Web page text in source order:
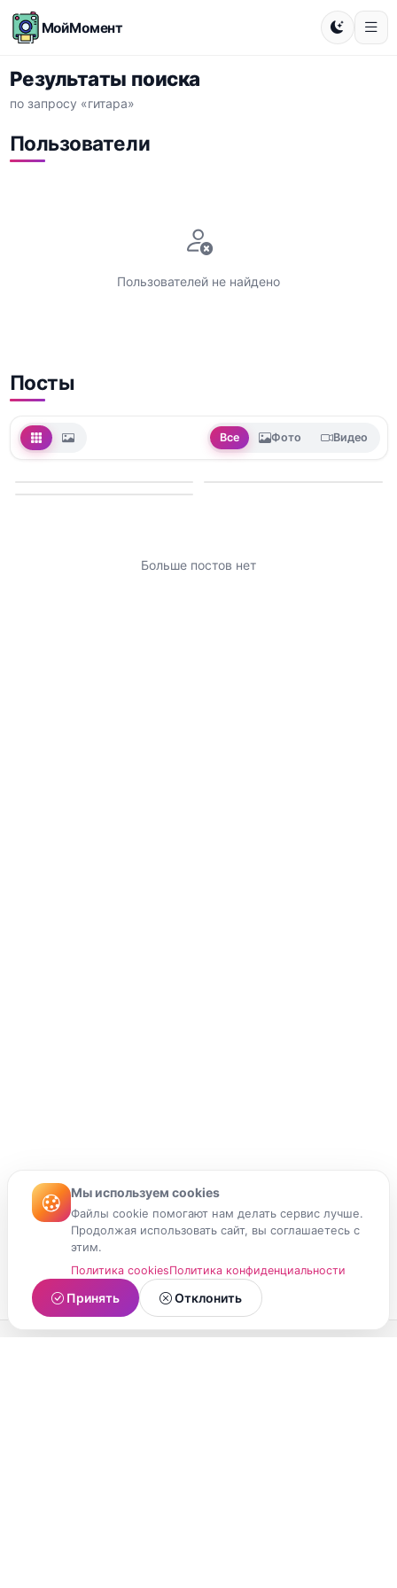
МойМомент
Результаты поиска
по запросу «гитара»
Пользователи
Пользователей не найдено
Посты
Все Фото Видео
Больше постов нет
Мы используем cookies
Файлы cookie помогают нам делать сервис лучше.
Продолжая использовать сайт, вы соглашаетесь с
этим.
Политика cookiesПолитика конфиденциальности
Принять Отклонить